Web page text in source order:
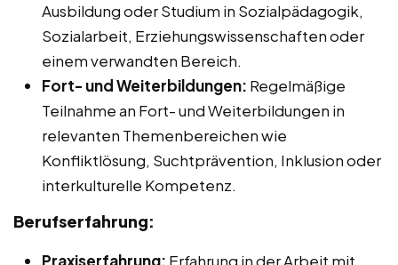
Ausbildung oder Studium in Sozialpädagogik,
Sozialarbeit, Erziehungswissenschaften oder
einem verwandten Bereich.
Fort- und Weiterbildungen: Regelmäßige
Teilnahme an Fort- und Weiterbildungen in
relevanten Themenbereichen wie
Konfliktlösung, Suchtprävention, Inklusion oder
interkulturelle Kompetenz.
Berufserfahrung:
Praxiserfahrung: Erfahrung in der Arbeit mit